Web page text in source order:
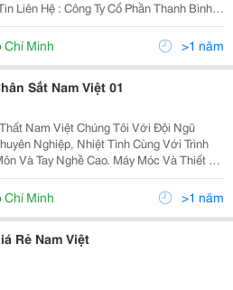
Website : Www.thanhbinhgroup.com.vn Email...
Chí Minh >1 năm
Sắt Nam Việt 01
Nam Việt Chúng Tôi Với Đội Ngũ
Nghiệp, Nhiệt Tình Cùng Với Trình
Và Tay Nghề Cao. Máy Móc Và Thiết Bị
Phẩm Được Sản Xuất Trên Dây Chuyền
Cao Từ Khâu Nguyên Liệu Đầu Vào. Công
Chí Minh >1 năm
Rẻ Nam Việt